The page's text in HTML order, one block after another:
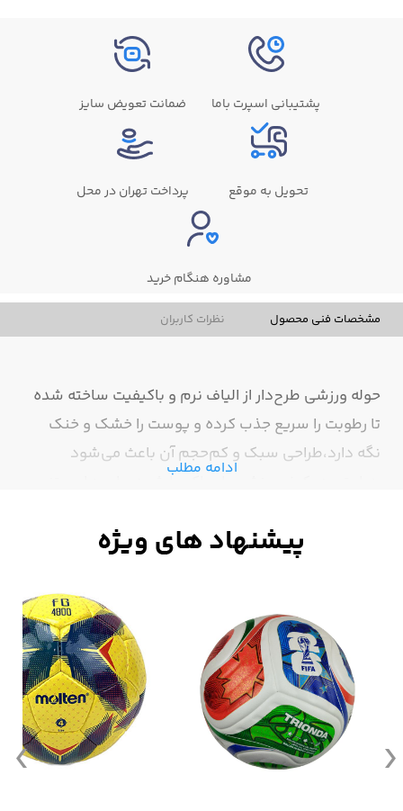
پشتیبانی اسپرت باما ضمانت تعویض سایز
تحویل به موقع پرداخت تهران در محل
مشاوره هنگام خرید
مشخصات فنی محصول نظرات کاربران
حوله ورزشی طرح‌دار از الیاف نرم و باکیفیت ساخته شده
تا رطوبت را سریع جذب کرده و پوست را خشک و خنک
نگه دارد،طراحی سبک و کم‌حجم آن باعث می‌شود
به‌راحتی در کیف ورزشی یا ساک جا شود. طرح‌های متنوع
ورزشکاران و استفاده روزمره تبدیل کرده است.
ادامه مطلب